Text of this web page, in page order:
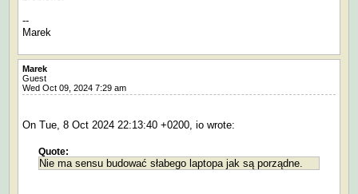
--
Marek
Marek
Guest
Wed Oct 09, 2024 7:29 am
On Tue, 8 Oct 2024 22:13:40 +0200, io wrote:
Quote:
Nie ma sensu budować słabego laptopa jak są porządne.